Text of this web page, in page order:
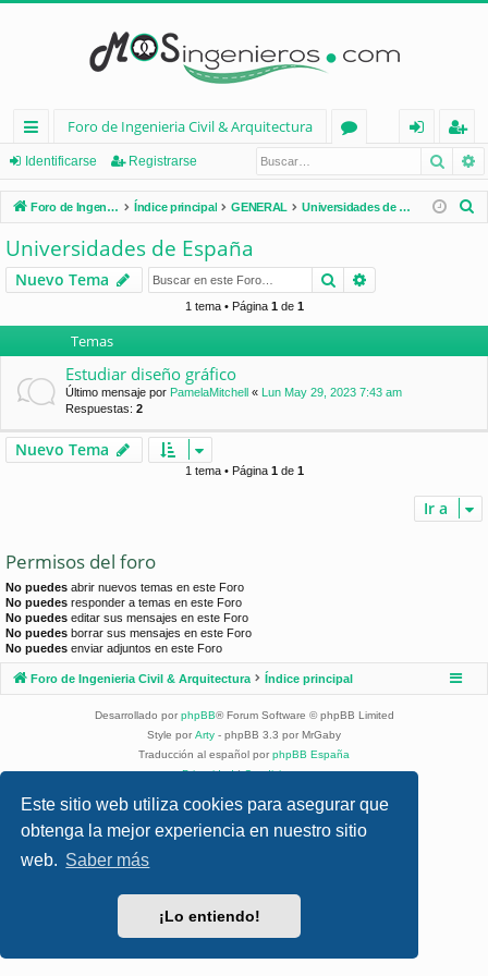
Este sitio web utiliza cookies para asegurar que
obtenga la mejor experiencia en nuestro sitio
web. Saber más
¡Lo entiendo!
nl
ac
es
rá
pi
d
os
Foro de Ingenieria Civil & Arquitectura
os
nt
ifi
e
eg
ist
ra
Identificarse Registrarse
Foro de Ingenieria Civil & Arquitectura Índice principal GENERAL Universidades de España
r
Universidades de España
Nuevo Tema Buscar
1 tema • Página 1de 1
Temas
Estudiar diseño gráfico
Último mensaje por PamelaMitchell « Lun May 29, 2023 7:43 am
Respuestas: 2
Nuevo Tema
1 tema • Página 1de 1
Ir a
Permisos del foro
No puedes abrir nuevos temas en este Foro
No puedes responder a temas en este Foro
No puedes editar sus mensajes en este Foro
No puedes borrar sus mensajes en este Foro
No puedes enviar adjuntos en este Foro
Foro de Ingenieria Civil & Arquitectura Índice principal
Desarrollado por phpBB® Forum Software © phpBB Limited
Style por Arty - phpBB 3.3 por MrGaby
Traducción al español por phpBB España
Privacidad|Condiciones